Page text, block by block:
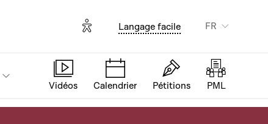
Options d'accessibilité
Langage facile FR
Vidéos Calendrier Pétitions PML